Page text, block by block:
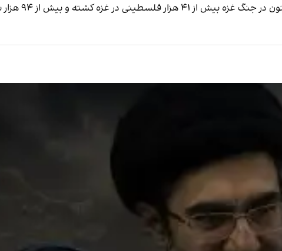
و بیش از ۹۴ هزار نفر دیگر مجروح شده‌اند.